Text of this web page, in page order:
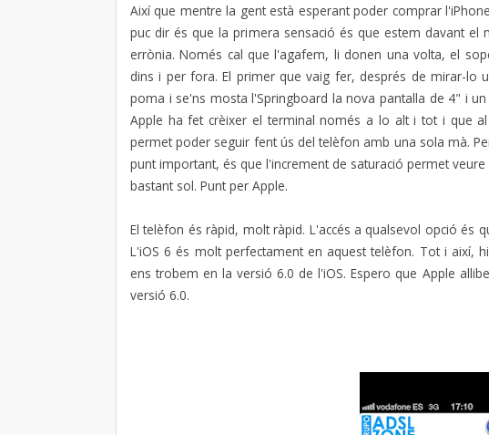
Així que mentre la gent està esperant poder comprar
puc dir és que la primera sensació és que estem davant
errònia. Només cal que l'agafem, li donen una volta, el
dins i per fora. El primer que vaig fer, després de mirar-lo
poma i se'ns mosta l'Springboard la nova pantalla de 4" i
Apple ha fet crèixer el terminal només a lo alt i tot i que
permet poder seguir fent ús del telèfon amb una sola mà.
punt important, és que l'increment de saturació permet
bastant sol. Punt per Apple.
El telèfon és ràpid, molt ràpid. L'accés a qualsevol opció és
L'iOS 6 és molt perfectament en aquest telèfon. Tot i així,
ens trobem en la versió 6.0 de l'iOS. Espero que Apple
versió 6.0.